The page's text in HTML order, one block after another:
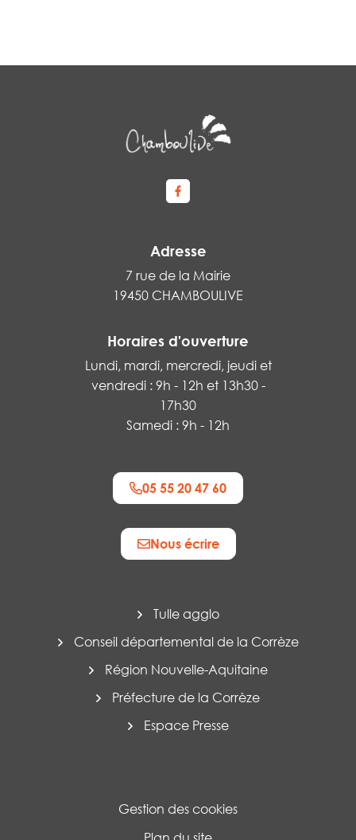
Lien vers le compte Facebook
Adresse
7 rue de la Mairie
19450 CHAMBOULIVE
Horaires d'ouverture
Lundi, mardi, mercredi, jeudi et
vendredi : 9h - 12h et 13h30 -
17h30
Samedi : 9h - 12h
05 55 20 47 60
Nous écrire
Tulle agglo
Conseil départemental de la Corrèze
Région Nouvelle-Aquitaine
Préfecture de la Corrèze
Espace Presse
Gestion des cookies